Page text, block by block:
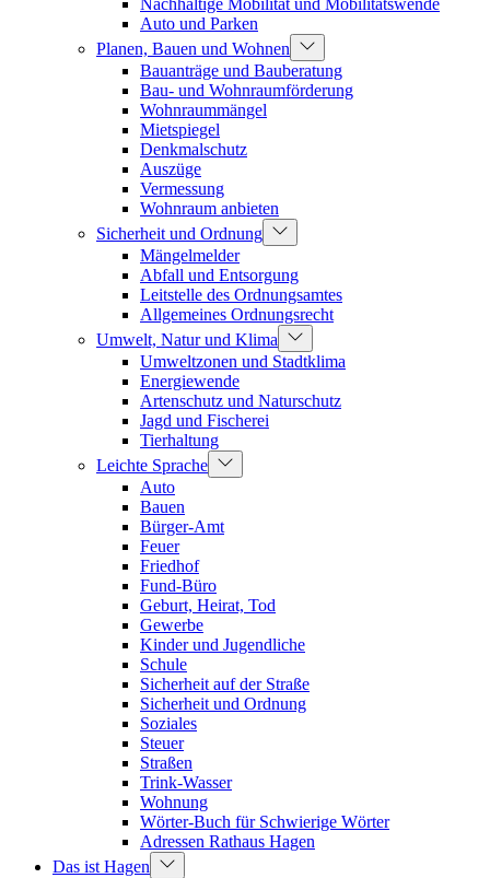
Nachhaltige Mobilität und Mobilitätswende
Auto und Parken
Planen, Bauen und Wohnen
Bauanträge und Bauberatung
Bau- und Wohnraumförderung
Wohnraummängel
Mietspiegel
Denkmalschutz
Auszüge
Vermessung
Wohnraum anbieten
Sicherheit und Ordnung
Mängelmelder
Abfall und Entsorgung
Leitstelle des Ordnungsamtes
Allgemeines Ordnungsrecht
Umwelt, Natur und Klima
Umweltzonen und Stadtklima
Energiewende
Artenschutz und Naturschutz
Jagd und Fischerei
Tierhaltung
Leichte Sprache
Auto
Bauen
Bürger-Amt
Feuer
Friedhof
Fund-Büro
Geburt, Heirat, Tod
Gewerbe
Kinder und Jugendliche
Schule
Sicherheit auf der Straße
Sicherheit und Ordnung
Soziales
Steuer
Straßen
Trink-Wasser
Wohnung
Wörter-Buch für Schwierige Wörter
Adressen Rathaus Hagen
Das ist Hagen